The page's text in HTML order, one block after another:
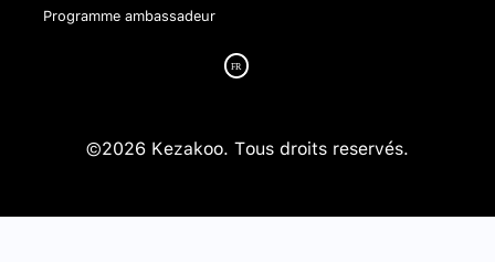
Programme ambassadeur
©2026 Kezakoo. Tous droits reservés.